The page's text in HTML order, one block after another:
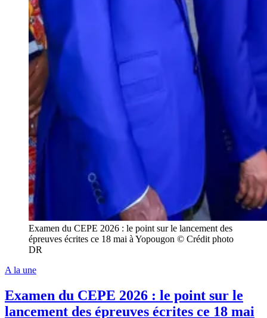
Examen du CEPE 2026 : le point sur le lancement des
épreuves écrites ce 18 mai à Yopougon © Crédit photo
DR
A la une
Examen du CEPE 2026 : le point sur le
lancement des épreuves écrites ce 18 mai